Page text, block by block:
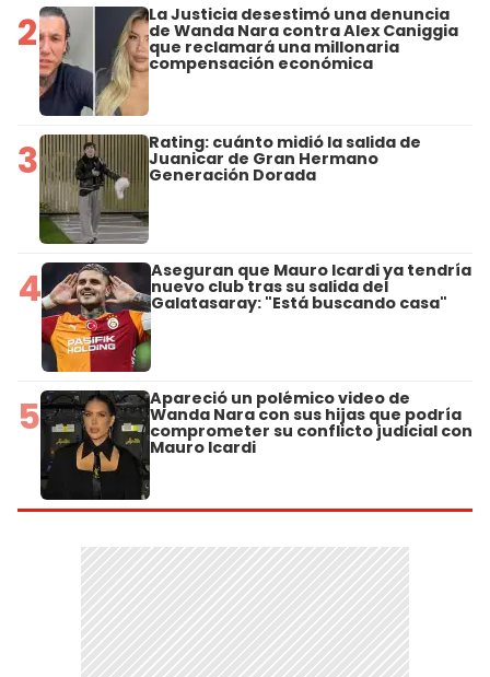
2 La Justicia desestimó una denuncia
de Wanda Nara contra Alex Caniggia
que reclamará una millonaria
compensación económica
3 Rating: cuánto midió la salida de
Juanicar de Gran Hermano
Generación Dorada
4 Aseguran que Mauro Icardi ya tendría
nuevo club tras su salida del
Galatasaray: "Está buscando casa"
5 Apareció un polémico video de
Wanda Nara con sus hijas que podría
comprometer su conflicto judicial con
Mauro Icardi